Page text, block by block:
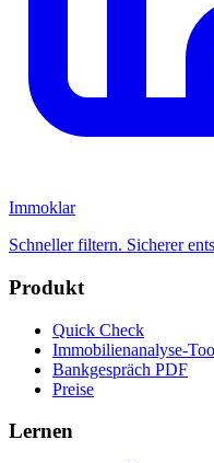
Immoklar
Schneller filtern. Sicherer
Produkt
Quick Check
Immobilienanalyse-
Bankgespräch PDF
Preise
Lernen